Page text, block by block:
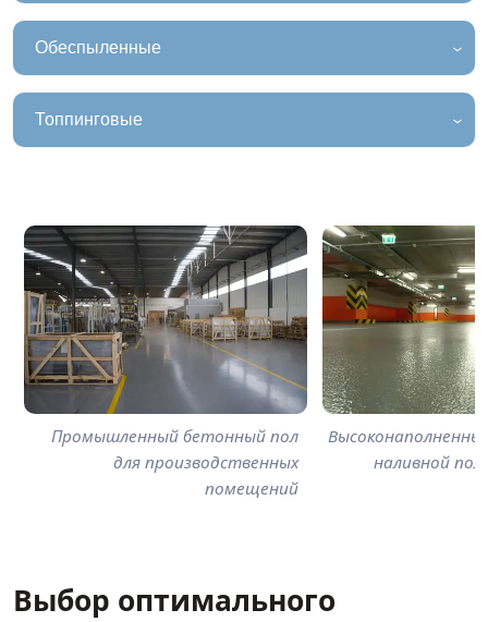
Обеспыленные
Топпинговые
Промышленный бетонный пол
для производственных
помещений
наливной пол
Выбор оптимального